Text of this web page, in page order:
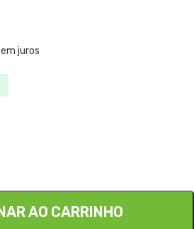
juros
AO CARRINHO